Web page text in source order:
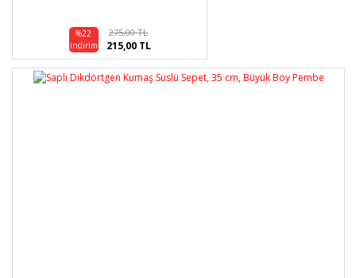
%22
indirim
275,00 TL
215,00 TL